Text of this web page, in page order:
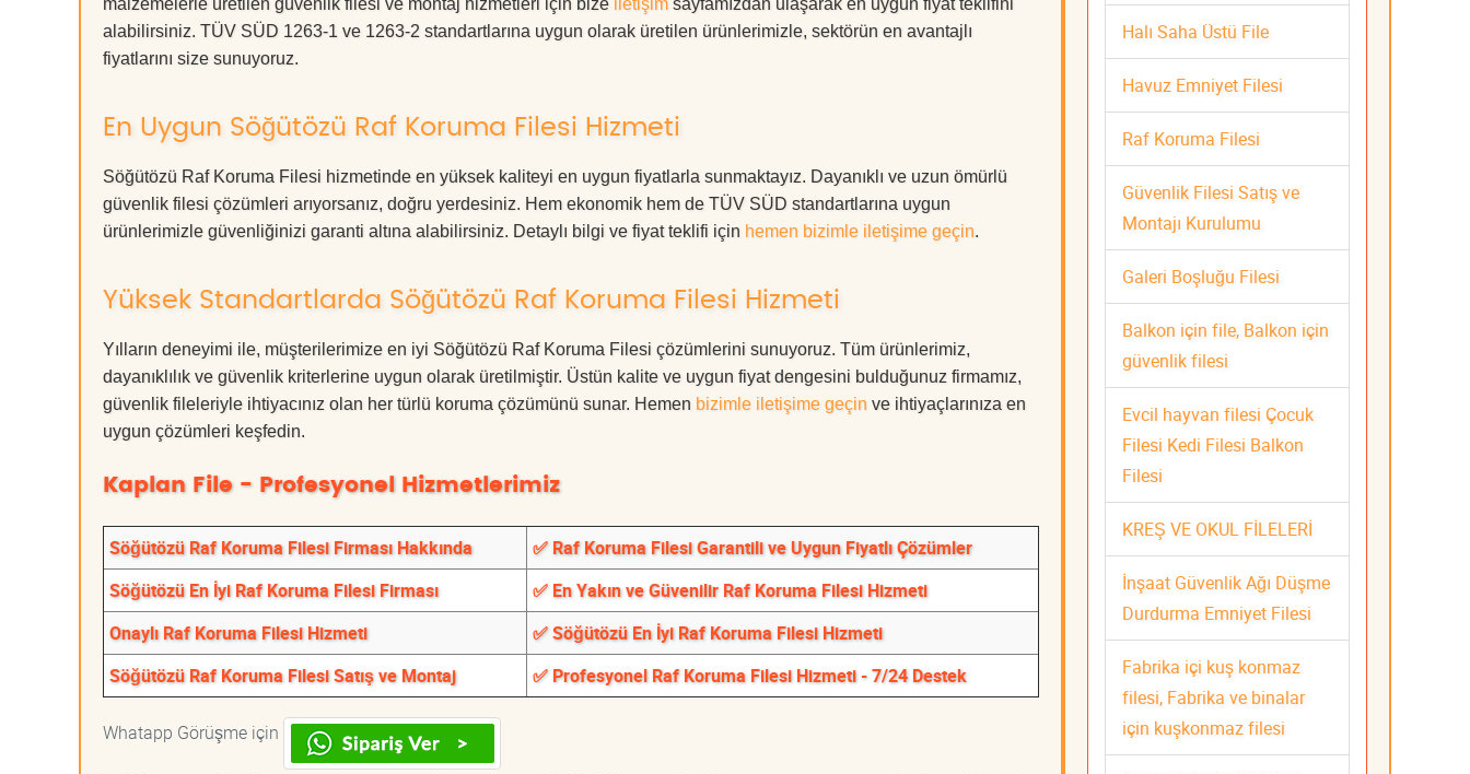
malzemelerle üretilen güvenlik filesi ve montaj hizmetleri için bize iletişim sayfamızdan ulaşarak en uygun fiyat teklifini
alabilirsiniz. TÜV SÜD 1263-1 ve 1263-2 standartlarına uygun olarak üretilen ürünlerimizle, sektörün en avantajlı
fiyatlarını size sunuyoruz.
En Uygun Söğütözü Raf Koruma Filesi Hizmeti
Söğütözü Raf Koruma Filesi hizmetinde en yüksek kaliteyi en uygun fiyatlarla sunmaktayız. Dayanıklı ve uzun ömürlü
güvenlik filesi çözümleri arıyorsanız, doğru yerdesiniz. Hem ekonomik hem de TÜV SÜD standartlarına uygun
ürünlerimizle güvenliğinizi garanti altına alabilirsiniz. Detaylı bilgi ve fiyat teklifi için hemen bizimle iletişime geçin.
Yüksek Standartlarda Söğütözü Raf Koruma Filesi Hizmeti
Yılların deneyimi ile, müşterilerimize en iyi Söğütözü Raf Koruma Filesi çözümlerini sunuyoruz. Tüm ürünlerimiz,
dayanıklılık ve güvenlik kriterlerine uygun olarak üretilmiştir. Üstün kalite ve uygun fiyat dengesini bulduğunuz firmamız,
güvenlik fileleriyle ihtiyacınız olan her türlü koruma çözümünü sunar. Hemen bizimle iletişime geçin ve ihtiyaçlarınıza en
uygun çözümleri keşfedin.
Kaplan File - Profesyonel Hizmetlerimiz
Söğütözü Raf Koruma Filesi Firması Hakkında
✅ Raf Koruma Filesi Garantili ve Uygun Fiyatlı Çözümler
Söğütözü En İyi Raf Koruma Filesi Firması
✅ En Yakın ve Güvenilir Raf Koruma Filesi Hizmeti
Onaylı Raf Koruma Filesi Hizmeti
✅ Söğütözü En İyi Raf Koruma Filesi Hizmeti
Söğütözü Raf Koruma Filesi Satış ve Montaj
✅ Profesyonel Raf Koruma Filesi Hizmeti - 7/24 Destek
Whatapp Görüşme için
Halı Saha Üstü File
Havuz Emniyet Filesi
Raf Koruma Filesi
Güvenlik Filesi Satış ve
Montajı Kurulumu
Galeri Boşluğu Filesi
Balkon için file, Balkon için
güvenlik filesi
Evcil hayvan filesi Çocuk
Filesi Kedi Filesi Balkon
Filesi
KREŞ VE OKUL FİLELERİ
İnşaat Güvenlik Ağı Düşme
Durdurma Emniyet Filesi
Fabrika içi kuş konmaz
filesi, Fabrika ve binalar
için kuşkonmaz filesi